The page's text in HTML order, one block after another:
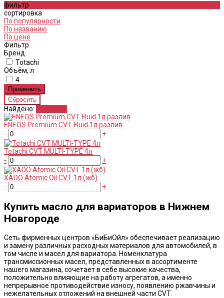
фильтр
сортировка
По популярности
По названию
По цене
Фильтр
Бренд
Totachi
Объём, л
4
Найдено:
ENEOS Premium CVT Fluid 1л разлив
-
+
Totachi CVT MULTI-TYPE 4л
-
+
XADO Atomic Oil CVT 1л (жб)
-
+
Купить масло для вариаторов в Нижнем
Новгороде
Сеть фирменных центров «БиБиОйл» обеспечивает реализацию
и замену различных расходных материалов для автомобилей, в
том числе и масел для вариатора. Номенклатура
трансмиссионных масел, представленных в ассортименте
нашего магазина, сочетает в себе высокие качества,
положительно влияющие на работу агрегатов, а именно
непрерывное противодействие износу, появлению ржавчины и
нежелательных отложений на внешней части CVT.